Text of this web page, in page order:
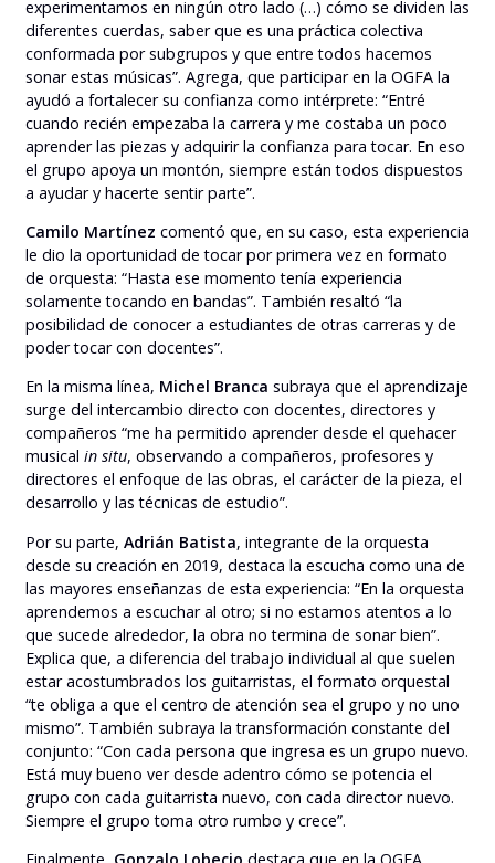
experimentamos en ningún otro lado (…) cómo se dividen las
diferentes cuerdas, saber que es una práctica colectiva
conformada por subgrupos y que entre todos hacemos
sonar estas músicas”. Agrega, que participar en la OGFA la
ayudó a fortalecer su confianza como intérprete: “Entré
cuando recién empezaba la carrera y me costaba un poco
aprender las piezas y adquirir la confianza para tocar. En eso
el grupo apoya un montón, siempre están todos dispuestos
a ayudar y hacerte sentir parte”.
Camilo Martínez comentó que, en su caso, esta experiencia
le dio la oportunidad de tocar por primera vez en formato
de orquesta: “Hasta ese momento tenía experiencia
solamente tocando en bandas”. También resaltó “la
posibilidad de conocer a estudiantes de otras carreras y de
poder tocar con docentes”.
En la misma línea, Michel Branca subraya que el aprendizaje
surge del intercambio directo con docentes, directores y
compañeros “me ha permitido aprender desde el quehacer
musical in situ, observando a compañeros, profesores y
directores el enfoque de las obras, el carácter de la pieza, el
desarrollo y las técnicas de estudio”.
Por su parte, Adrián Batista, integrante de la orquesta
desde su creación en 2019, destaca la escucha como una de
las mayores enseñanzas de esta experiencia: “En la orquesta
aprendemos a escuchar al otro; si no estamos atentos a lo
que sucede alrededor, la obra no termina de sonar bien”.
Explica que, a diferencia del trabajo individual al que suelen
estar acostumbrados los guitarristas, el formato orquestal
“te obliga a que el centro de atención sea el grupo y no uno
mismo”. También subraya la transformación constante del
conjunto: “Con cada persona que ingresa es un grupo nuevo.
Está muy bueno ver desde adentro cómo se potencia el
grupo con cada guitarrista nuevo, con cada director nuevo.
Siempre el grupo toma otro rumbo y crece”.